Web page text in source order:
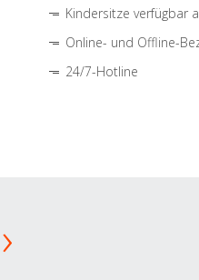
Kindersitze verfügbar
Online- und Offline-
24/7-Hotline